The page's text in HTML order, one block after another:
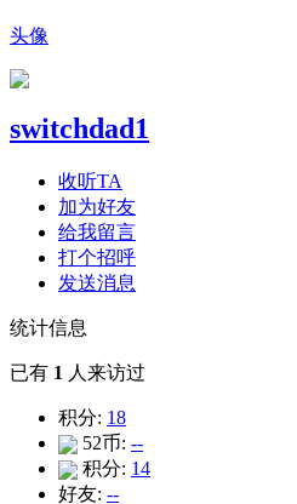
头像
switchdad1
收听TA
加为好友
给我留言
打个招呼
发送消息
统计信息
已有 1 人来访过
积分: 18
52币: --
积分: 14
好友: --